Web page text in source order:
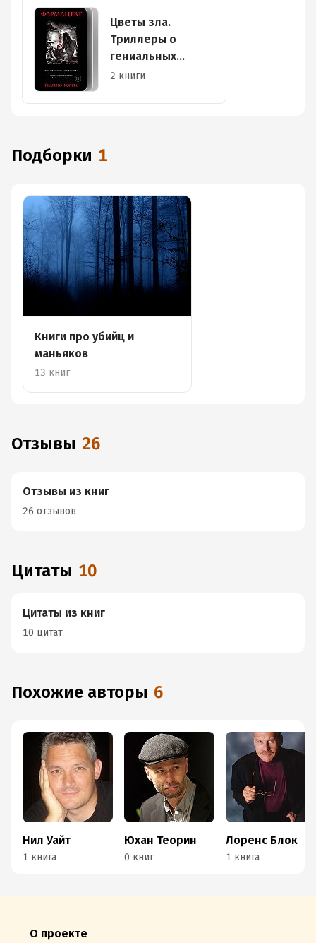
Цветы зла.
Триллеры о
гениальных
маньяках
2 книги
Подборки 1
Книги про убийц и
маньяков
13 книг
Отзывы 26
Отзывы из книг
26 отзывов
Цитаты 10
Цитаты из книг
10 цитат
Похожие авторы 6
Нил Уайт
1 книга
Юхан Теорин
0 книг
Лоренс Блок
1 книга
О проекте